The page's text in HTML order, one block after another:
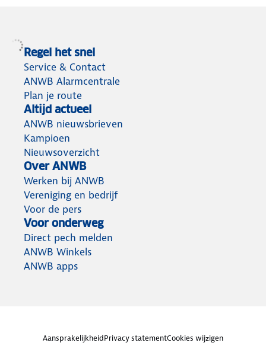
Regel het snel
Service & Contact
ANWB Alarmcentrale
Plan je route
Altijd actueel
ANWB nieuwsbrieven
Kampioen
Nieuwsoverzicht
Over ANWB
Werken bij ANWB
Vereniging en bedrijf
Voor de pers
Voor onderweg
Direct pech melden
ANWB Winkels
ANWB apps
AansprakelijkheidPrivacy statementCookies wijzigen